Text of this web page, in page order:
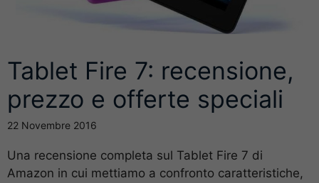
Tablet Fire 7: recensione,
prezzo e offerte speciali
22 Novembre 2016
Una recensione completa sul Tablet Fire 7 di
Amazon in cui mettiamo a confronto caratteristiche,